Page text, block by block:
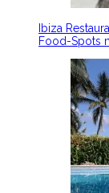
Ibiza
Food-Spots